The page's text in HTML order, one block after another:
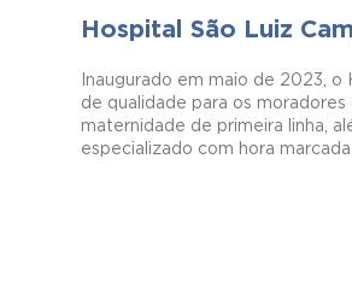
Hospital São Luiz
Inaugurado em maio de 2023,
de qualidade para os
maternidade de primeira linha,
especializado com hora marcada.